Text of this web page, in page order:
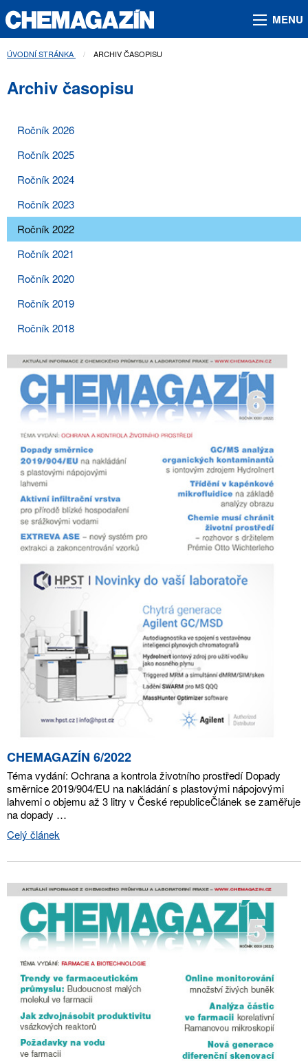
MENU
ÚVODNÍ STRÁNKA AKTUÁLNÍ STRÁNKA:
ARCHIV ČASOPISU
Archiv časopisu
Ročník 2026
Ročník 2025
Ročník 2024
Ročník 2023
Ročník 2022
Ročník 2021
Ročník 2020
Ročník 2019
Ročník 2018
CHEMAGAZÍN 6/2022
Téma vydání: Ochrana a kontrola životního prostředí Dopady
směrnice 2019/904/EU na nakládání s plastovými nápojovými
lahvemi o objemu až 3 litry v České republiceČlánek se zaměřuje
na dopady …
Celý článek